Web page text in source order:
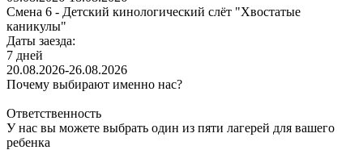
Смена 6 - Детский кинологический слёт "Хвостатые
каникулы"
Даты заезда:
7 дней
20.08.2026-26.08.2026
Почему выбирают именно нас?
Ответственность
У нас вы можете выбрать один из пяти лагерей для вашего
ребенка